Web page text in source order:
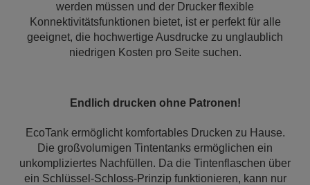
werden müssen und der Drucker flexible
Konnektivitätsfunktionen bietet, ist er perfekt für alle
geeignet, die hochwertige Ausdrucke zu unglaublich
niedrigen Kosten pro Seite suchen.
Endlich drucken ohne Patronen!
EcoTank ermöglicht komfortables Drucken zu Hause.
Die großvolumigen Tintentanks ermöglichen ein
unkompliziertes Nachfüllen. Da die Tintenflaschen über
ein Schlüssel-Schloss-Prinzip funktionieren, kann nur